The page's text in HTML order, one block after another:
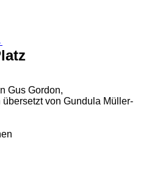
Gus Gordon,
von Gundula Müller-